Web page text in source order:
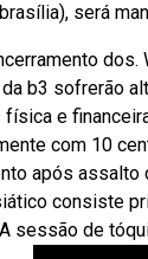
será
b3 sofrerão
e
com 10
após assalto
consiste
sessão de